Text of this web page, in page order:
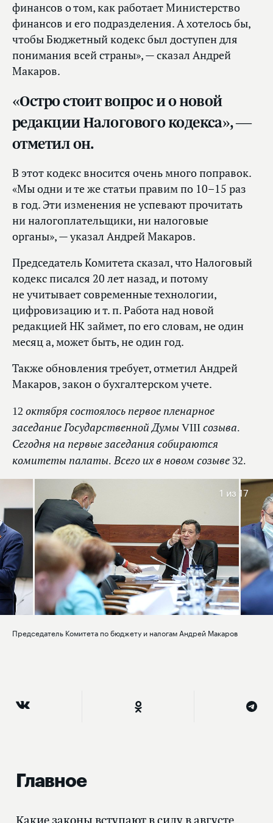
финансов о том, как работает Министерство
финансов и его подразделения. А хотелось бы,
чтобы Бюджетный кодекс был доступен для
понимания всей страны», — сказал Андрей
Макаров.
«Остро стоит вопрос и о новой
редакции Налогового кодекса», —
отметил он.
В этот кодекс вносится очень много поправок.
«Мы одни и те же статьи правим по 10–15 раз
в год. Эти изменения не успевают прочитать
ни налогоплательщики, ни налоговые
органы», — указал Андрей Макаров.
Председатель Комитета сказал, что Налоговый
кодекс писался 20 лет назад, и потому
не учитывает современные технологии,
цифровизацию и т. п. Работа над новой
редакцией НК займет, по его словам, не один
месяц а, может быть, не один год.
Также обновления требует, отметил Андрей
Макаров, закон о бухгалтерском учете.
12 октября состоялось первое пленарное
заседание Государственной Думы VIII созыва.
Сегодня на первые заседания собираются
комитеты палаты. Всего их в новом созыве 32.
1 из 17
Председатель Комитета по бюджету и налогам Андрей Макаров
Главное